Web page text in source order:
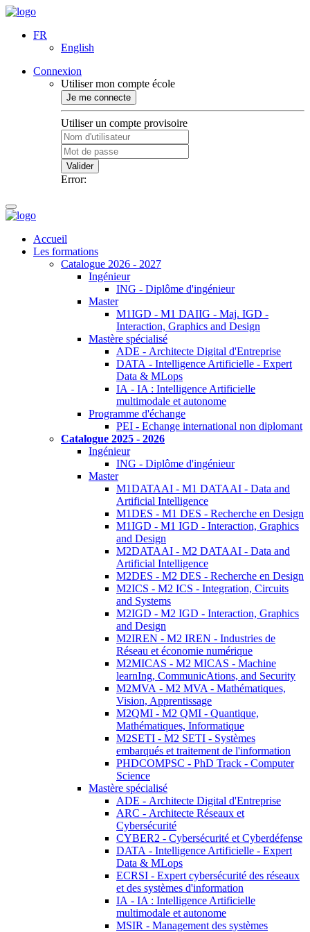
FR
English
Connexion
Utiliser mon compte école
Je me connecte
Utiliser un compte provisoire
Valider
Error:
Accueil
Les formations
Catalogue 2026 - 2027
Ingénieur
ING - Diplôme d'ingénieur
Master
M1IGD - M1 DAIIG - Maj. IGD -
Interaction, Graphics and Design
Mastère spécialisé
ADE - Architecte Digital d'Entreprise
DATA - Intelligence Artificielle - Expert
Data & MLops
IA - IA : Intelligence Artificielle
multimodale et autonome
Programme d'échange
PEI - Echange international non diplomant
Catalogue 2025 - 2026
Ingénieur
ING - Diplôme d'ingénieur
Master
M1DATAAI - M1 DATAAI - Data and
Artificial Intelligence
M1DES - M1 DES - Recherche en Design
M1IGD - M1 IGD - Interaction, Graphics
and Design
M2DATAAI - M2 DATAAI - Data and
Artificial Intelligence
M2DES - M2 DES - Recherche en Design
M2ICS - M2 ICS - Integration, Circuits
and Systems
M2IGD - M2 IGD - Interaction, Graphics
and Design
M2IREN - M2 IREN - Industries de
Réseau et économie numérique
M2MICAS - M2 MICAS - Machine
learnIng, CommunicAtions, and Security
M2MVA - M2 MVA - Mathématiques,
Vision, Apprentissage
M2QMI - M2 QMI - Quantique,
Mathématiques, Informatique
M2SETI - M2 SETI - Systèmes
embarqués et traitement de l'information
PHDCOMPSC - PhD Track - Computer
Science
Mastère spécialisé
ADE - Architecte Digital d'Entreprise
ARC - Architecte Réseaux et
Cybersécurité
CYBER2 - Cybersécurité et Cyberdéfense
DATA - Intelligence Artificielle - Expert
Data & MLops
ECRSI - Expert cybersécurité des réseaux
et des systèmes d'information
IA - IA : Intelligence Artificielle
multimodale et autonome
MSIR - Management des systèmes